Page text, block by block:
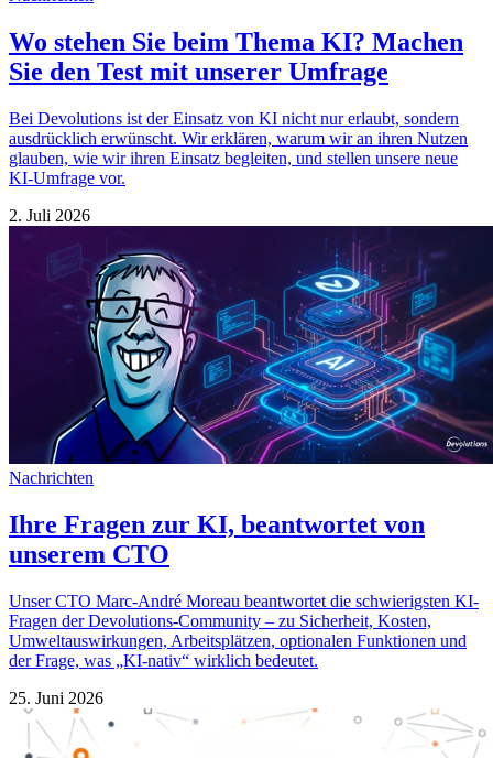
Wo stehen Sie beim Thema KI? Machen
Sie den Test mit unserer Umfrage
Bei Devolutions ist der Einsatz von KI nicht nur erlaubt, sondern
ausdrücklich erwünscht. Wir erklären, warum wir an ihren Nutzen
glauben, wie wir ihren Einsatz begleiten, und stellen unsere neue
KI-Umfrage vor.
2. Juli 2026
Nachrichten
Ihre Fragen zur KI, beantwortet von
unserem CTO
Unser CTO Marc-André Moreau beantwortet die schwierigsten KI-
Fragen der Devolutions-Community – zu Sicherheit, Kosten,
Umweltauswirkungen, Arbeitsplätzen, optionalen Funktionen und
der Frage, was „KI-nativ“ wirklich bedeutet.
25. Juni 2026